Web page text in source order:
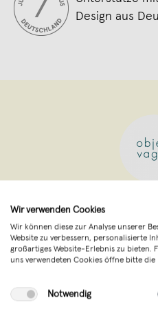
Design aus
Inspiriert vom
Entstehung der
Wir verwenden Cookies
Wir können diese zur Analyse unserer
Website zu verbessern, personalisierte
großartiges Website-Erlebnis zu bieten.
uns verwendeten Cookies öffne bitte die
Notwendig